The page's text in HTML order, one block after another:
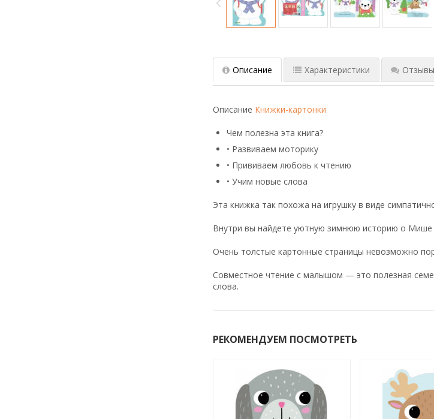
Описание Характеристики Отзывы
Описание Книжки-картонки
Чем полезна эта книга?
• Развиваем моторику
• Прививаем любовь к чтению
• Учим новые слова
Эта книжка так похожа на игрушку в виде
Внутри вы найдете уютную зимнюю историю о Мише
Очень толстые картонные страницы невозможно
Совместное чтение с малышом — это полезная
слова.
РЕКОМЕНДУЕМ ПОСМОТРЕТЬ